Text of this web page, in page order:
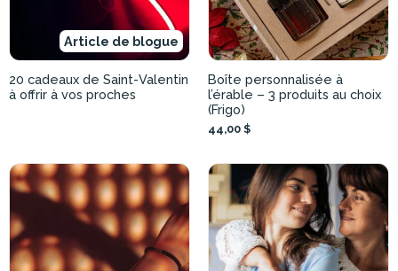
Article de blogue
20 cadeaux de Saint-Valentin
à offrir à vos proches
Boîte personnalisée à
l’érable – 3 produits au choix
(Frigo)
44,00 $